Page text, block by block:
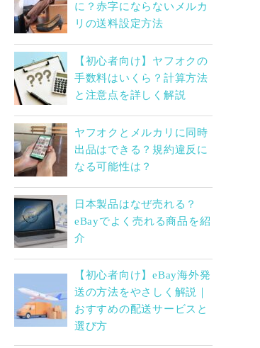
に？赤字にならないメルカ
リの送料設定方法
【初心者向け】ヤフオクの
手数料はいくら？計算方法
と注意点を詳しく解説
ヤフオクとメルカリに同時
出品はできる？規約違反に
なる可能性は？
日本製品はなぜ売れる？
eBayでよく売れる商品を紹
介
【初心者向け】eBay海外発
送の方法をやさしく解説｜
おすすめの配送サービスと
選び方